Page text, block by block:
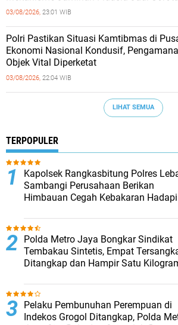
03/08/2026, 23:01 WIB
‎Polri Pastikan Situasi Kamtibmas di
Ekonomi Nasional Kondusif,
Objek Vital Diperketat
03/08/2026, 22:04 WIB
LIHAT SEMUA
TERPOPULER
Kapolsek Rangkasbitung Polres
Sambangi Perusahaan Berikan
Himbauan Cegah Kebakaran Hadapi
‎Polda Metro Jaya Bongkar Sindikat
Tembakau Sintetis, Empat
Ditangkap dan Hampir Satu
Pelaku Pembunuhan Perempuan di
Indekos Grogol Ditangkap, Polda